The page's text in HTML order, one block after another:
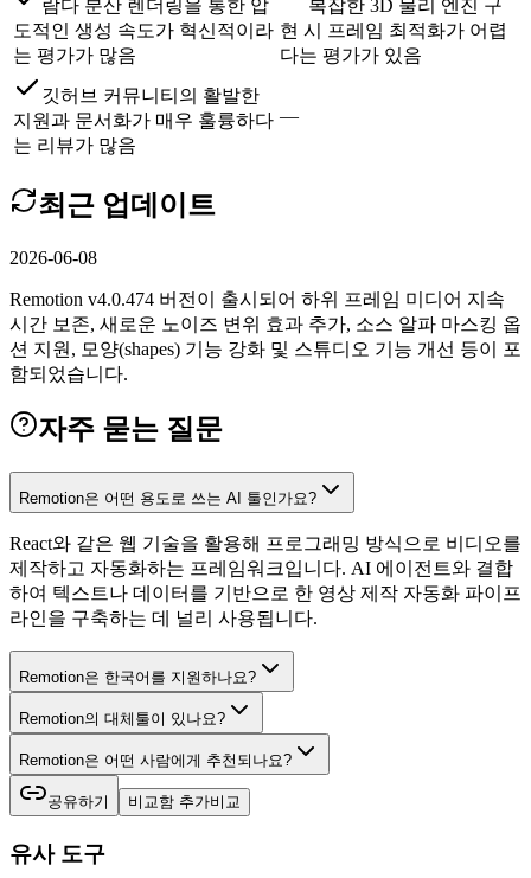
람다 분산 렌더링을 통한 압
도적인 생성 속도가 혁신적이라
는 평가가 많음
복잡한 3D 물리 엔진 구
현 시 프레임 최적화가 어렵
다는 평가가 있음
깃허브 커뮤니티의 활발한
지원과 문서화가 매우 훌륭하다
는 리뷰가 많음
—
최근 업데이트
2026-06-08
Remotion v4.0.474 버전이 출시되어 하위 프레임 미디어 지속
시간 보존, 새로운 노이즈 변위 효과 추가, 소스 알파 마스킹 옵
션 지원, 모양(shapes) 기능 강화 및 스튜디오 기능 개선 등이 포
함되었습니다.
자주 묻는 질문
Remotion은 어떤 용도로 쓰는 AI 툴인가요?
React와 같은 웹 기술을 활용해 프로그래밍 방식으로 비디오를
제작하고 자동화하는 프레임워크입니다. AI 에이전트와 결합
하여 텍스트나 데이터를 기반으로 한 영상 제작 자동화 파이프
라인을 구축하는 데 널리 사용됩니다.
Remotion은 한국어를 지원하나요?
Remotion의 대체툴이 있나요?
Remotion은 어떤 사람에게 추천되나요?
공유하기 비교함 추가비교
유사 도구